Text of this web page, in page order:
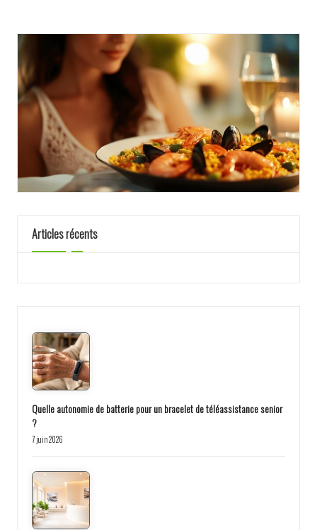
Articles récents
Quelle autonomie de batterie pour un bracelet de téléassistance senior
?
7 juin 2026